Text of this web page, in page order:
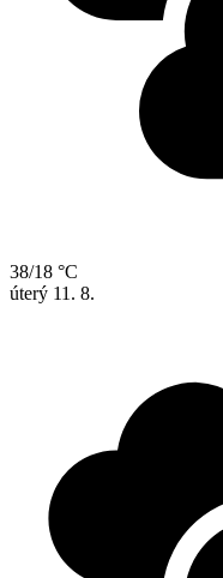
38/18 °C
úterý 11. 8.